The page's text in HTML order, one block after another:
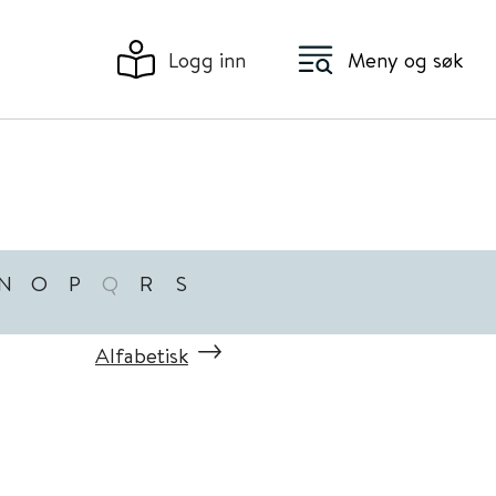
Logg inn Meny og søk
O P Q R S
Alfabetisk